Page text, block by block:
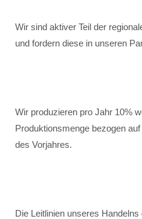
Wir sind aktiver Teil der
und fordern diese in unseren
Wir produzieren pro Jahr 10%
Produktionsmenge bezogen
des Vorjahres.
Die Leitlinien unseres